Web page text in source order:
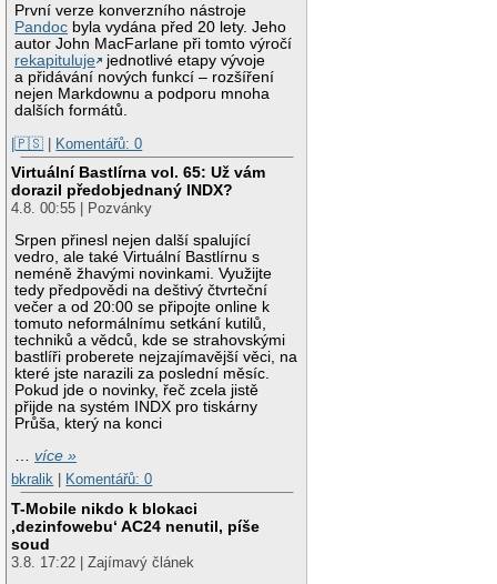
První verze konverzního nástroje
Pandoc byla vydána před 20 lety. Jeho
autor John MacFarlane při tomto výročí
rekapituluje
jednotlivé etapy vývoje
a přidávání nových funkcí – rozšíření
nejen Markdownu a podporu mnoha
dalších formátů.
|🇵🇸 | Komentářů: 0
Virtuální Bastlírna vol. 65: Už vám
dorazil předobjednaný INDX?
4.8. 00:55 | Pozvánky
Srpen přinesl nejen další spalující
vedro, ale také Virtuální Bastlírnu s
neméně žhavými novinkami. Využijte
tedy předpovědi na deštivý čtvrteční
večer a od 20:00 se připojte online k
tomuto neformálnímu setkání kutilů,
techniků a vědců, kde se strahovskými
bastlíři proberete nejzajímavější věci, na
které jste narazili za poslední měsíc.
Pokud jde o novinky, řeč zcela jistě
přijde na systém INDX pro tiskárny
Průša, který na konci
…více »
bkralik
Komentářů: 0
T-Mobile nikdo k blokaci
‚dezinfowebu‘ AC24 nenutil, píše
soud
3.8. 17:22 | Zajímavý článek